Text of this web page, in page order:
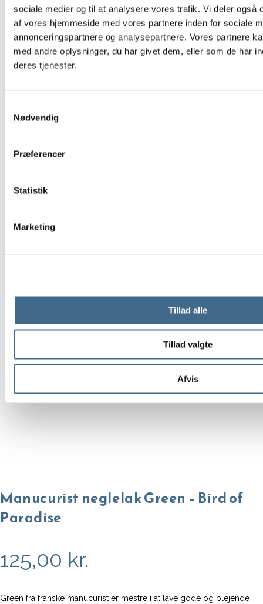
sociale medier og til at analysere vores trafik. Vi deler også
af vores hjemmeside med vores partnere inden for sociale
annonceringspartnere og analysepartnere. Vores partnere
med andre oplysninger, du har givet dem, eller som de har
deres tjenester.
Nødvendig
Præferencer
Statistik
Marketing
Tillad alle
Tillad valgte
Afvis
Manucurist neglelak Green – Bird of
Paradise
125,00 kr.
Green fra franske manucurist er mestre i at lave gode og plejende